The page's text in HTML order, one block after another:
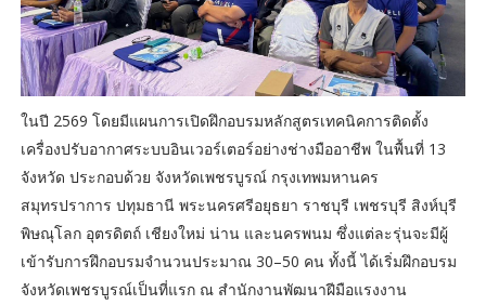
ในปี 2569 โดยมีแผนการเปิดฝึกอบรมหลักสูตรเทคนิคการติดตั้ง
เครื่องปรับอากาศระบบอินเวอร์เตอร์อย่างช่างมืออาชีพ ในพื้นที่ 13
จังหวัด ประกอบด้วย จังหวัดเพชรบูรณ์ กรุงเทพมหานคร
สมุทรปราการ ปทุมธานี พระนครศรีอยุธยา ราชบุรี เพชรบุรี สิงห์บุรี
พิษณุโลก อุตรดิตถ์ เชียงใหม่ น่าน และนครพนม ซึ่งแต่ละรุ่นจะมีผู้
เข้ารับการฝึกอบรมจำนวนประมาณ 30–50 คน ทั้งนี้ ได้เริ่มฝึกอบรม
จังหวัดเพชรบูรณ์เป็นที่แรก ณ สำนักงานพัฒนาฝีมือแรงงาน